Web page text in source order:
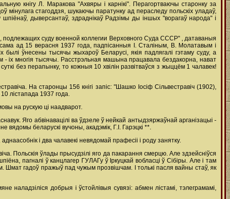
кнігу Л. Маракова "Ахвяры і карнікі". Перагортваючы старонку за
стагоддзя, шукаючы паратунку ад пераследу польскіх уладаў,
дыверсантаў, здраднікаў Радзімы ды іншых "ворагаў народа" і
подлежащих суду военной коллегии Верховного Суда СССР" , датаваныя
ад 15 верасня 1937 года, падпісанныя І. Сталіным, В. Молатавым і
ўнесены тысячы жыхароў Беларусі, якія падлягалі гэтаму суду, а
іх многія тысячы. Расстрэльная машына працавала бездакорна, нават
без перапынку, то кожныя 10 хвілін развітваўся з жыццём 1 чалавек!
На старонцы 156 кнігі запіс: "Шашко Іосіф Сільвестравіч (1902),
лістапада 1937 года.
на рускую ці наадварот.
Яго абвінавацілі ва ўдзеле ў нейкай антыдзяржаўнай арганізацыі -
вядомы беларускі вучоны, акадэмік, Г.І. Гарэцкі **.
і два чалавекі невядомай прафесіі і роду занятку.
Польскія ўлады прысудзілі яго да пакарання смерцю. Але здзейсніўся
пагналі ў канцлагер ГУЛАГу ў Іркуцкай вобласці ў Сібіры. Але і там
Шмат гадоў пражыў пад чужым прозвішчам. І толькі пасля вайны стаў, як
добрыя і ўстойлівыя сувязі: абмен лістамі, тэлеграмамі,